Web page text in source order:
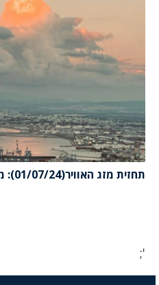
תחזית מזג האוויר(01/07/24): מעונן חלקית עד בהיר
';